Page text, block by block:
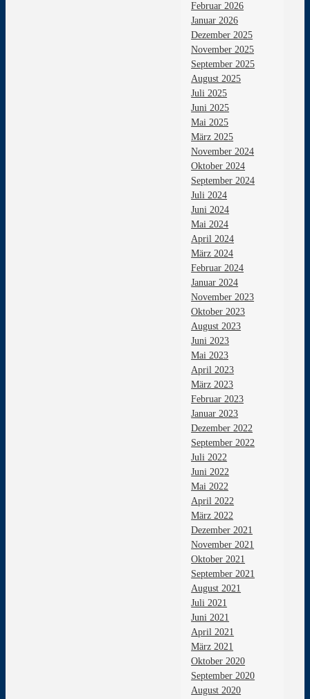
Februar 2026
Januar 2026
Dezember 2025
November 2025
September 2025
August 2025
Juli 2025
Juni 2025
Mai 2025
März 2025
November 2024
Oktober 2024
September 2024
Juli 2024
Juni 2024
Mai 2024
April 2024
März 2024
Februar 2024
Januar 2024
November 2023
Oktober 2023
August 2023
Juni 2023
Mai 2023
April 2023
März 2023
Februar 2023
Januar 2023
Dezember 2022
September 2022
Juli 2022
Juni 2022
Mai 2022
April 2022
März 2022
Dezember 2021
November 2021
Oktober 2021
September 2021
August 2021
Juli 2021
Juni 2021
April 2021
März 2021
Oktober 2020
September 2020
August 2020